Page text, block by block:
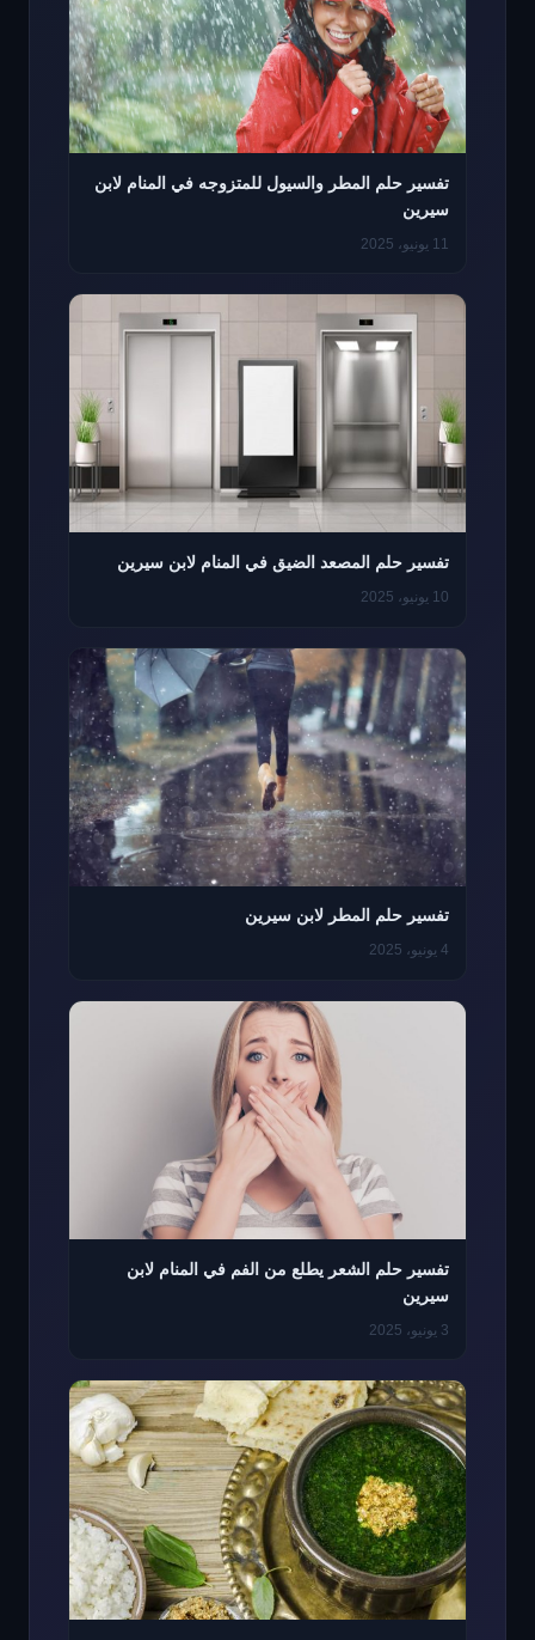
تفسير حلم المطر والسيول للمتزوجه في المنام لابن
سيرين
11 يونيو، 2025
تفسير حلم المصعد الضيق في المنام لابن سيرين
10 يونيو، 2025
تفسير حلم المطر لابن سيرين
4 يونيو، 2025
تفسير حلم الشعر يطلع من الفم في المنام لابن
سيرين
3 يونيو، 2025